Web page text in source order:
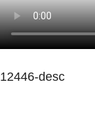
12446-desc